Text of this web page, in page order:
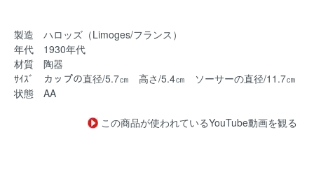
製造 ハロッズ（Limoges/フランス）
年代 1930年代
材質 陶器
ｻｲｽﾞ カップの直径/5.7㎝ 高さ/5.4㎝ ソーサーの直径/11.7㎝
状態 AA
この商品が使われているYouTube動画を観る